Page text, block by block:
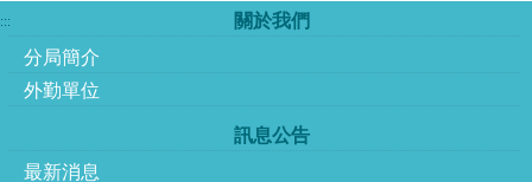
:::
關於我們
分局簡介
外勤單位
訊息公告
最新消息